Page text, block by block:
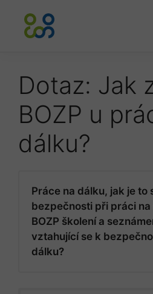
obsah
Dotaz: Jak
BOZP u
dálku?
Práce na dálku, jak je to
bezpečnosti při práci na
BOZP školení a
vztahující se k
dálku?